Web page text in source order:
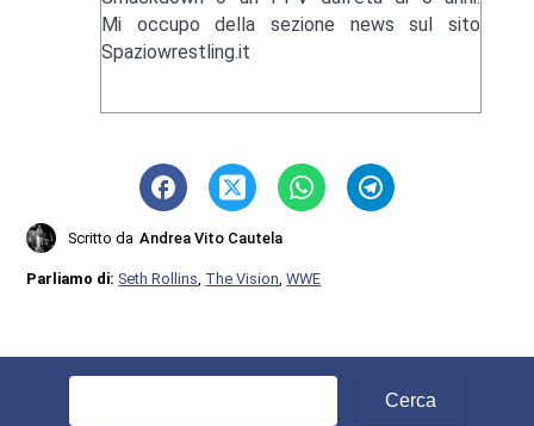
Mi occupo della sezione news sul sito
Spaziowrestling.it
Scritto da Andrea Vito Cautela
Parliamo di:Seth Rollins The Vision ,WWE